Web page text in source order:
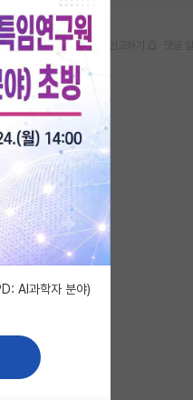
스크랩
AI과학자 분야)